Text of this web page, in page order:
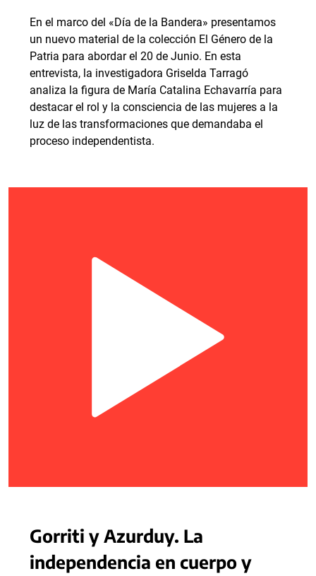
En el marco del «Día de la Bandera» presentamos
un nuevo material de la colección El Género de la
Patria para abordar el 20 de Junio. En esta
entrevista, la investigadora Griselda Tarragó
analiza la figura de María Catalina Echavarría para
destacar el rol y la consciencia de las mujeres a la
luz de las transformaciones que demandaba el
proceso independentista.
Gorriti y Azurduy. La
independencia en cuerpo y